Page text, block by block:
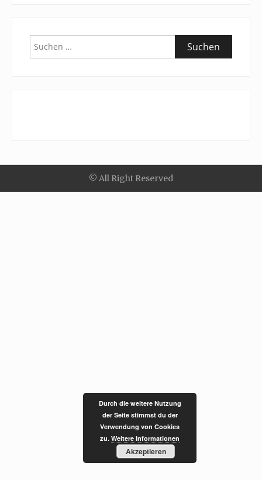
Suchen
nach:
© All Right Reserved
Durch die weitere Nutzung
der Seite stimmst du der
Verwendung von Cookies
zu. Weitere Informationen
Akzeptieren